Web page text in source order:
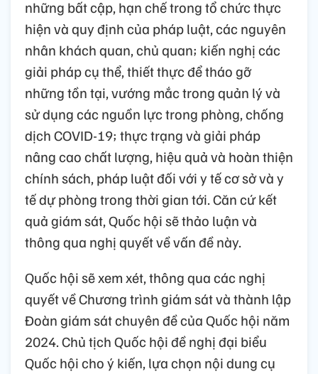
những bất cập, hạn chế trong tổ chức thực
hiện và quy định của pháp luật, các nguyên
nhân khách quan, chủ quan; kiến nghị các
giải pháp cụ thể, thiết thực để tháo gỡ
những tồn tại, vướng mắc trong quản lý và
sử dụng các nguồn lực trong phòng, chống
dịch COVID-19; thực trạng và giải pháp
nâng cao chất lượng, hiệu quả và hoàn thiện
chính sách, pháp luật đối với y tế cơ sở và y
tế dự phòng trong thời gian tới. Căn cứ kết
quả giám sát, Quốc hội sẽ thảo luận và
thông qua nghị quyết về vấn đề này.
Quốc hội sẽ xem xét, thông qua các nghị
quyết về Chương trình giám sát và thành lập
Đoàn giám sát chuyên đề của Quốc hội năm
2024. Chủ tịch Quốc hội đề nghị đại biểu
Quốc hội cho ý kiến, lựa chọn nội dung cụ